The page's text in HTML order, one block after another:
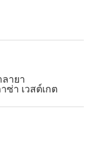
ายา
ซ่า เวสต์เกต